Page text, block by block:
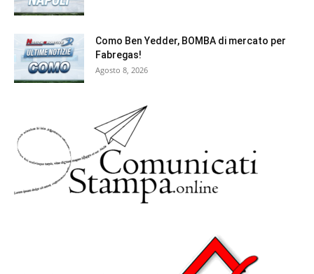
Como Ben Yedder, BOMBA di mercato per
Fabregas!
Agosto 8, 2026